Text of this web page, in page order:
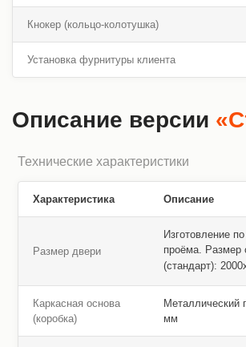
Кнокер (кольцо-колотушка)
Установка фурнитуры клиента
Описание версии
Технические характеристики
Характеристика Описание
Размер двери
Изготовление
проёма. Размер
(стандарт):
Каркасная основа
(коробка)
Металлический
мм